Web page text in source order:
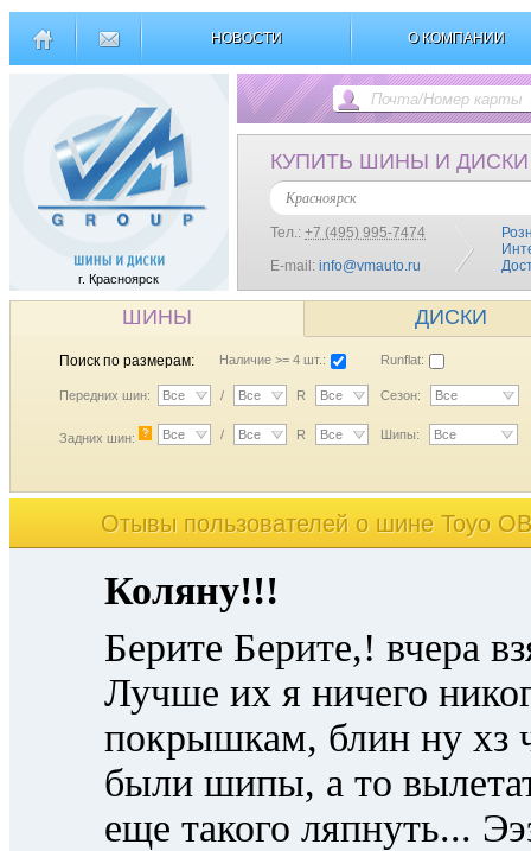
НОВОСТИ О КОМПАНИИ
г. Красноярск
КУПИТЬ ШИНЫ И ДИСКИ
Красноярск
Тел.: +7 (495) 995-7474
E-mail: info@vmauto.ru
ШИНЫ ДИСКИ
Поиск по размерам: Наличие >= 4 шт.: Runflat:
Передних шин: Все / Все R Все Сезон: Все
Задних шин: ? Все / Все R Все Шипы: Все
Отывы пользователей o шине Toyo
Коляну!!!
Берите Берите,! вчера
Лучше их я ничего
покрышкам, блин ну хз
были шипы, а то
еще такого ляпнуть...